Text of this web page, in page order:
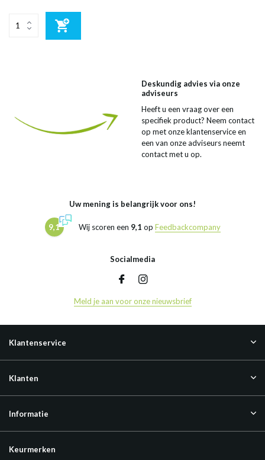
Deskundig advies via onze
adviseurs
Heeft u een vraag over een
specifiek product? Neem contact
op met onze klantenservice en
een van onze adviseurs neemt
contact met u op.
Uw mening is belangrijk voor ons!
9,1 Wij scoren een 9,1 op Feedbackcompany
Socialmedia
Meld je aan voor onze nieuwsbrief
Klantenservice
Klanten
Informatie
Keurmerken